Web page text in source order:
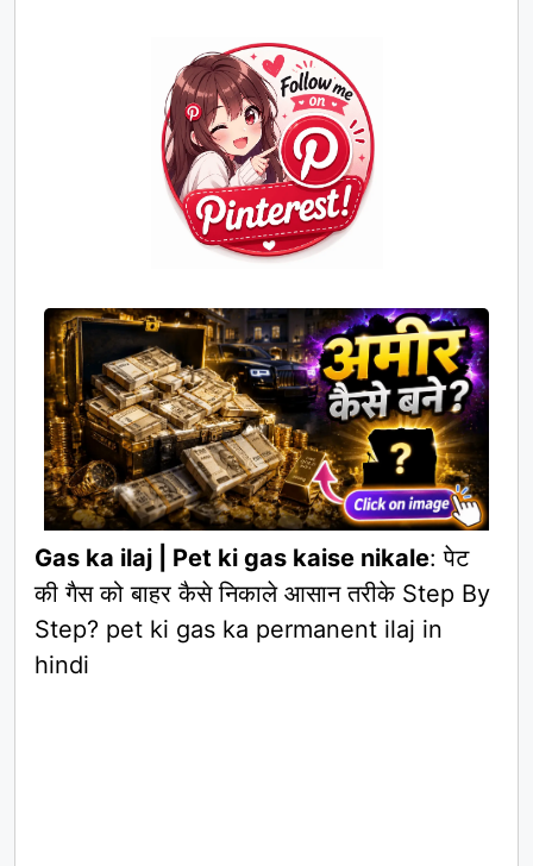
Gas ka ilaj | Pet ki gas kaise nikale: पेट
की गैस को बाहर कैसे निकाले आसान तरीके Step By
Step? pet ki gas ka permanent ilaj in
hindi